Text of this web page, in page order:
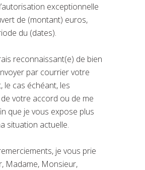
exceptionnelle
de (montant) euros,
du (dates).
reconnaissant(e) de bien
par courrier votre
le cas échéant, les
votre accord ou de me
que je vous expose plus
situation actuelle.
je vous prie
Madame, Monsieur,